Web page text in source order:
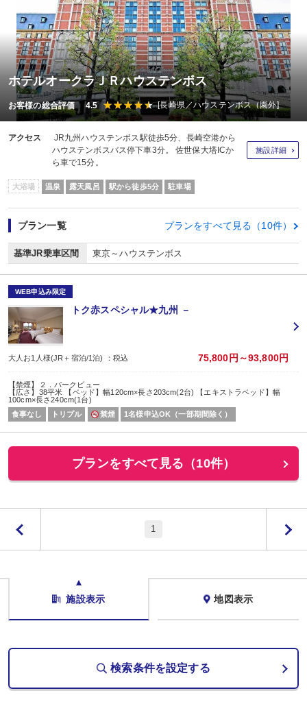
ホテルオークラＪＲハウステンボス
お客様の総合評価 4.5 [長崎県／ハウステンボス（園外]
アクセス
JR九州ハウステンボス駅徒歩5分、長崎空港から
ハウステンボスバス停下車3分。 佐世保大塔ICか
ら車で15分。
施設詳細
大浴場 温泉 露天風呂 駅から徒歩5分 駐車場
プラン一覧 プランをすべて見る（10件）
基準JR乗車区間 東京～ハウステンボス
WEB申込み限定
トク赤スペシャル★九州 －
大人お1人様(JR＋宿泊/1泊) ：税込 75,800円～93,800円
【禁煙】２．パークビュー
【広さ】38平米 【ベッド】幅120cm×長さ203cm(2台) 【エキストラベッド】幅
100cm×長さ240cm(1台)
食事なし
トリプル 禁煙 1名様申込OK（一部期間除く）
プランをすべて見る（10件）
1
施設表示 地図表示
検索条件を設定する